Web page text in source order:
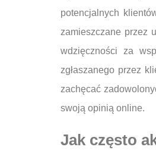
potencjalnych
zamieszczane przez
wdzięczności za
zgłaszanego przez
zachęcać
swoją opinią online.
Jak często